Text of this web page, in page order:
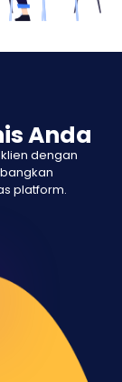
Anda
dengan
platform.